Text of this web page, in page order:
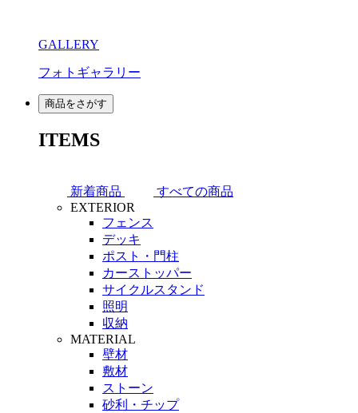
GALLERY
フォトギャラリー
商品をさがす
ITEMS
新着商品
すべての商品
EXTERIOR
フェンス
デッキ
ポスト・門柱
カーストッパー
サイクルスタンド
照明
収納
MATERIAL
壁材
敷材
ストーン
砂利・チップ